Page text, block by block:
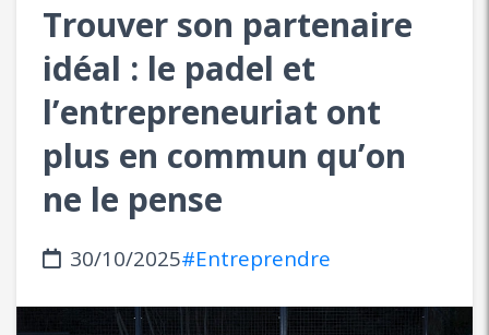
Trouver son partenaire
idéal : le padel et
l’entrepreneuriat ont
plus en commun qu’on
ne le pense
30/10/2025#Entreprendre